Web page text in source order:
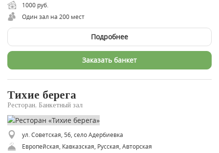
1000 руб.
Один зал на 200 мест
Подробнее
Заказать банкет
Тихие берега
Ресторан, Банкетный зал
ул. Советская, 56, село Адербиевка
Европейская, Кавказская, Русская, Авторская